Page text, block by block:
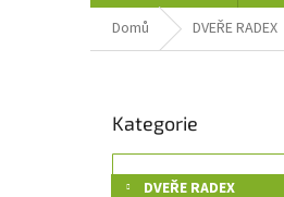
Domů DVEŘE RADEX
kategorie
Kategorie
DVEŘE RADEX